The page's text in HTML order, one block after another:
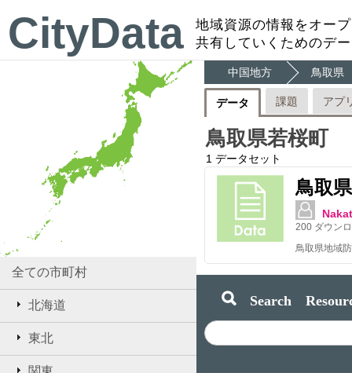
CityData
地域資源の情報をオー
共有していくためのデ
全ての市町村
北海道
東北
中国地方 鳥取県
データ 課題 アプ
鳥取県若桜町
1 データセット
鳥取
200 ダウン
Search